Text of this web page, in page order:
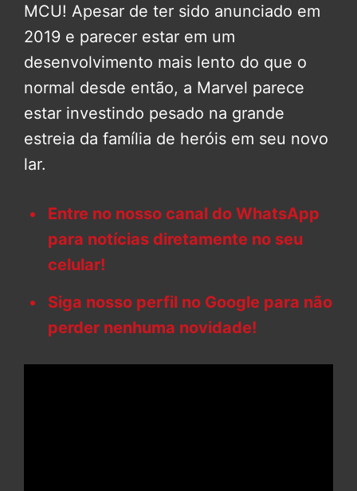
MCU! Apesar de ter sido anunciado em
2019 e parecer estar em um
desenvolvimento mais lento do que o
normal desde então, a Marvel parece
estar investindo pesado na grande
estreia da família de heróis em seu novo
lar.
Entre no nosso canal do WhatsApp
para notícias diretamente no seu
celular!
Siga nosso perfil no Google para não
perder nenhuma novidade!